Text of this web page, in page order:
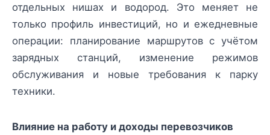
отдельных нишах и водород. Это меняет не
только профиль инвестиций, но и ежедневные
операции: планирование маршрутов с учётом
зарядных станций, изменение режимов
обслуживания и новые требования к парку
техники.
Влияние на работу и доходы перевозчиков